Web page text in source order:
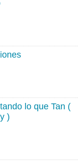
lo que Tan (
)